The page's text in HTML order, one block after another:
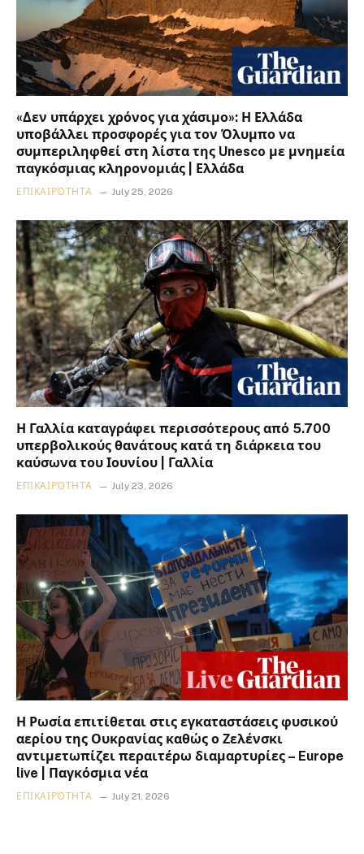
«Δεν υπάρχει χρόνος για χάσιμο»: Η Ελλάδα
υποβάλλει προσφορές για τον Όλυμπο να
συμπεριληφθεί στη λίστα της Unesco με μνημεία
παγκόσμιας κληρονομιάς | Ελλάδα
ΕΠΙΚΑΙΡΌΤΗΤΑ July 25, 2026
Η Γαλλία καταγράφει περισσότερους από 5.700
υπερβολικούς θανάτους κατά τη διάρκεια του
καύσωνα του Ιουνίου | Γαλλία
ΕΠΙΚΑΙΡΌΤΗΤΑ July 23, 2026
Η Ρωσία επιτίθεται στις εγκαταστάσεις φυσικού
αερίου της Ουκρανίας καθώς ο Ζελένσκι
αντιμετωπίζει περαιτέρω διαμαρτυρίες – Europe
live | Παγκόσμια νέα
ΕΠΙΚΑΙΡΌΤΗΤΑ July 21, 2026